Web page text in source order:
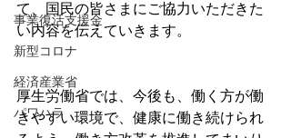
事業復活支援金
新型コロナ
経済産業省
パワハラ
て、国民の皆さまにご協力いただきた
い内容を伝えていきます。
厚生労働省では、今後も、働く方が働
きやすい環境で、健康に働き続けられ